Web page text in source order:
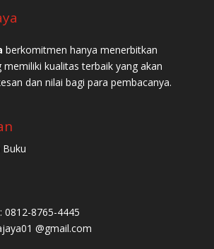
berkomitmen hanya menerbitkan
memiliki kualitas terbaik yang akan
dan nilai bagi para pembacanya.
: 0812-8765-4445
@gmail.com